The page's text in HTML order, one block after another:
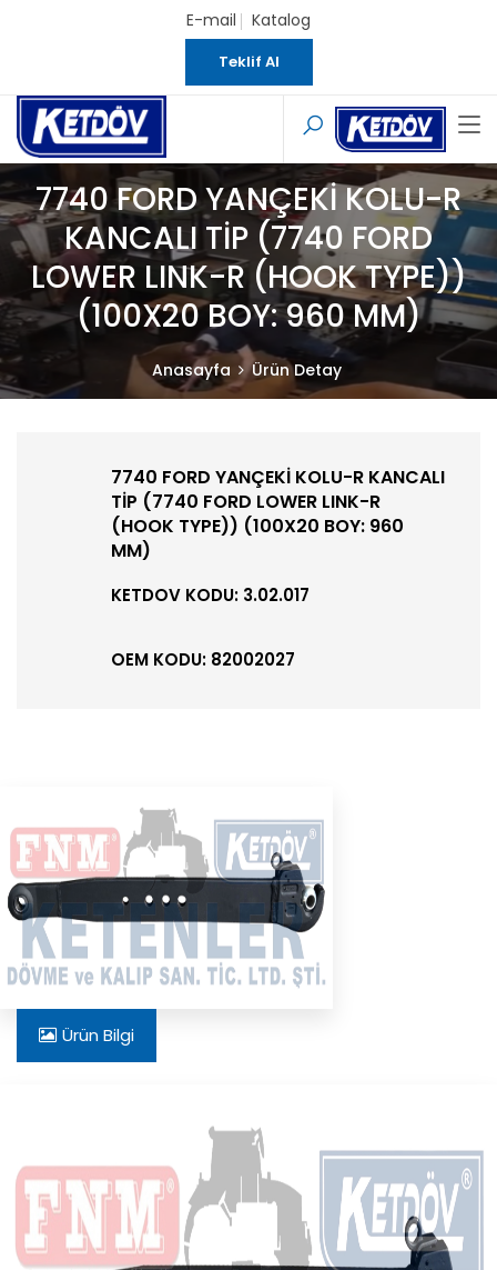
E-mail Katalog
Teklif Al
7740 FORD YANÇEKİ KOLU-R
KANCALI TİP (7740 FORD
LOWER LINK-R (HOOK TYPE))
(100X20 BOY: 960 MM)
Anasayfa Ürün Detay
7740 FORD YANÇEKİ KOLU-R KANCALI
TİP (7740 FORD LOWER LINK-R
(HOOK TYPE)) (100X20 BOY: 960
MM)
KETDOV KODU: 3.02.017
OEM KODU: 82002027
Ürün Bilgi